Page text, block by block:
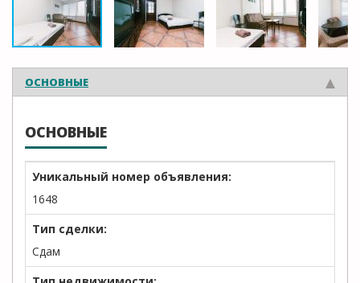
ОСНОВНЫЕ
ОСНОВНЫЕ
Уникальный номер объявления:
1648
Тип сделки:
Сдам